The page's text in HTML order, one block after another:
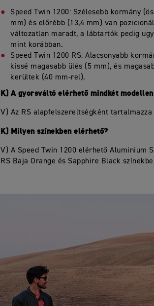
Speed Twin 1200: Szélesebb kormány
mm) és előrébb (13,4 mm) van
változatlan maradt, a lábtartók pedig
mint korábban.
Speed Twin 1200 RS: Alacsonyabb
kissé magasabb ülés (5 mm), és
kerültek (40 mm-rel).
K) A gyorsváltó elérhető mindkét
V) Az RS alapfelszereltségként
K) Milyen színekben elérhető?
V) A Speed Twin 1200 elérhető Aluminium
RS Baja Orange és Sapphire Black